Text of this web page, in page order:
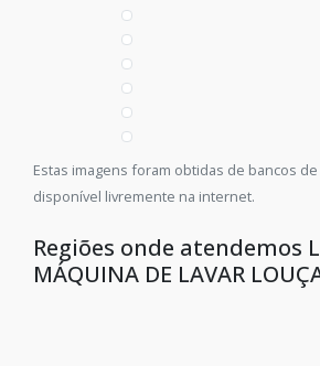
Estas imagens foram obtidas de bancos
disponível livremente na internet.
Regiões onde atendemos
MÁQUINA DE LAVAR